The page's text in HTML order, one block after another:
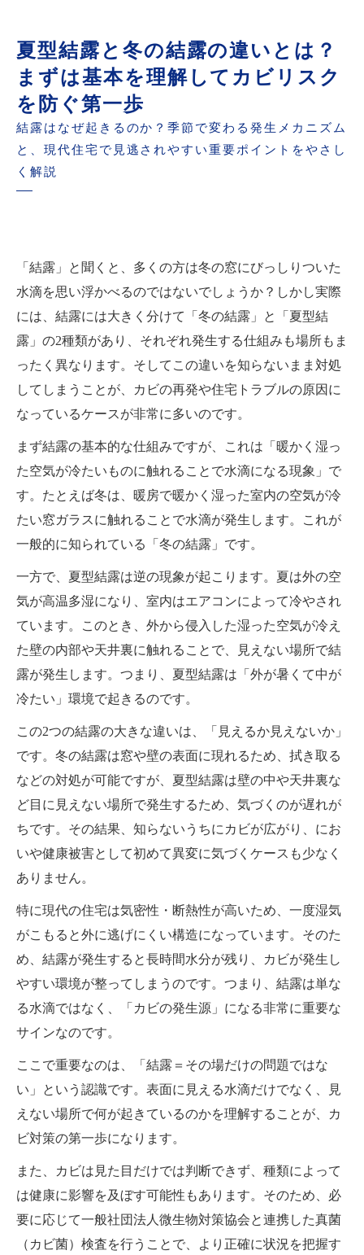
見逃さないための簡単セルフ点検ポイント
こんな症状があれば要注意｜専門調査が必要な
カビ・結露トラブルのサインとは
カビ問題を根本から解決するために大切な考え
方｜再発しない住まいづくりの基本とは
まとめ｜夏型結露と冬の結露を正しく理解して
夏型結露と冬の結露の違いとは？
まずは基本を理解してカビリスク
を防ぐ第一歩
結露はなぜ起きるのか？季節で変わる発生メカニズム
と、現代住宅で見逃されやすい重要ポイントをやさし
く解説
「結露」と聞くと、多くの方は冬の窓にびっしりついた
水滴を思い浮かべるのではないでしょうか？しかし実際
には、結露には大きく分けて「冬の結露」と「夏型結
露」の2種類があり、それぞれ発生する仕組みも場所もま
ったく異なります。そしてこの違いを知らないまま対処
してしまうことが、カビの再発や住宅トラブルの原因に
なっているケースが非常に多いのです。
まず結露の基本的な仕組みですが、これは「暖かく湿っ
た空気が冷たいものに触れることで水滴になる現象」で
す。たとえば冬は、暖房で暖かく湿った室内の空気が冷
たい窓ガラスに触れることで水滴が発生します。これが
一般的に知られている「冬の結露」です。
一方で、夏型結露は逆の現象が起こります。夏は外の空
気が高温多湿になり、室内はエアコンによって冷やされ
ています。このとき、外から侵入した湿った空気が冷え
た壁の内部や天井裏に触れることで、見えない場所で結
露が発生します。つまり、夏型結露は「外が暑くて中が
冷たい」環境で起きるのです。
この2つの結露の大きな違いは、「見えるか見えないか」
です。冬の結露は窓や壁の表面に現れるため、拭き取る
などの対処が可能ですが、夏型結露は壁の中や天井裏な
ど目に見えない場所で発生するため、気づくのが遅れが
ちです。その結果、知らないうちにカビが広がり、にお
いや健康被害として初めて異変に気づくケースも少なく
ありません。
特に現代の住宅は気密性・断熱性が高いため、一度湿気
がこもると外に逃げにくい構造になっています。そのた
め、結露が発生すると長時間水分が残り、カビが発生し
やすい環境が整ってしまうのです。つまり、結露は単な
る水滴ではなく、「カビの発生源」になる非常に重要な
サインなのです。
ここで重要なのは、「結露＝その場だけの問題ではな
い」という認識です。表面に見える水滴だけでなく、見
えない場所で何が起きているのかを理解することが、カ
ビ対策の第一歩になります。
また、カビは見た目だけでは判断できず、種類によって
は健康に影響を及ぼす可能性もあります。そのため、必
要に応じて一般社団法人微生物対策協会と連携した真菌
（カビ菌）検査を行うことで、より正確に状況を把握す